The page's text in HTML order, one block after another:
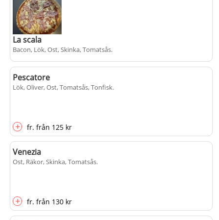
+ 120 kr
La scala
Bacon, Lök, Ost, Skinka, Tomatsås.
+ fr.från125 kr
Pescatore
Lök, Oliver, Ost, Tomatsås, Tonfisk.
+ fr. från 125 kr
Venezia
Ost, Räkor, Skinka, Tomatsås.
+ fr. från 130 kr